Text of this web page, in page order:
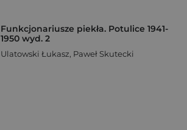
Funkcjonariusze piekła. Potulice 1941-
1950 wyd. 2
Ulatowski Łukasz, Paweł Skutecki